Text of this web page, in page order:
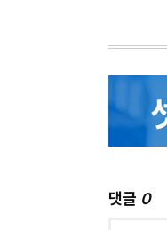
댓글 0